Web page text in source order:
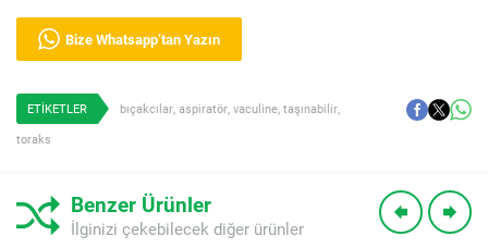
Bize Whatsapp’tan Yazın
ETİKETLER bıçakcılar, aspiratör, vaculine, taşınabilir,
toraks
Benzer Ürünler
İlginizi çekebilecek diğer ürünler